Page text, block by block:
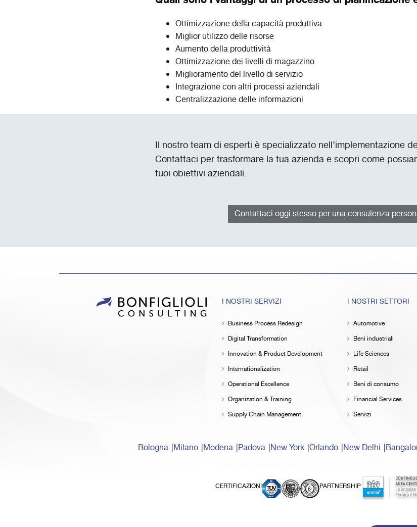
Ottimizzazione della capacità produttiva
Miglior utilizzo delle risorse
Aumento della produttività
Ottimizzazione dei livelli di magazzino
Miglioramento del livello di servizio
Integrazione con altri processi aziendali
Centralizzazione delle informazioni
Il nostro team di esperti è specializzato nell’implementazione
Contattaci per trasformare la tua azienda e scopri come
tuoi obiettivi aziendali.
Contattaci oggi stesso per una consulenza
I NOSTRI SERVIZI
Business Process Redesign
Digital Transformation
Innovation & Product Development
Internationalization
Operational Excellence
Organization & Training
Supply Chain Management
I NOSTRI SETTORI
Automotive
Beni industriali
Life Sciences
Retail
Beni di consumo
Financial Services
Servizi
Bologna Milano Modena Padova New York Orlando New Delhi
CERTIFICAZIONI PARTNERSHIP